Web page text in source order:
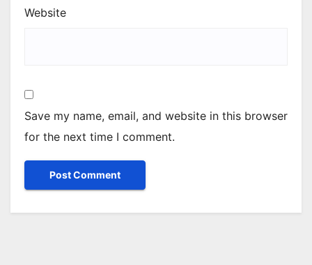
Website
Save my name, email, and website in this browser
for the next time I comment.